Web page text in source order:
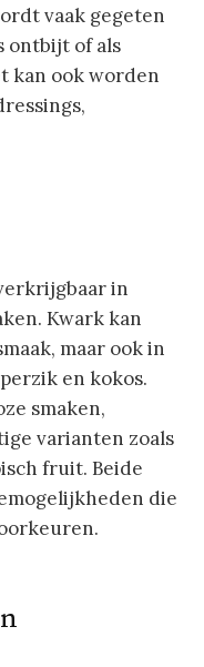
vaak gegeten
ontbijt of als
kan ook worden
in
Kwark kan
maar ook in
en kokos.
smaken,
varianten zoals
fruit. Beide
die